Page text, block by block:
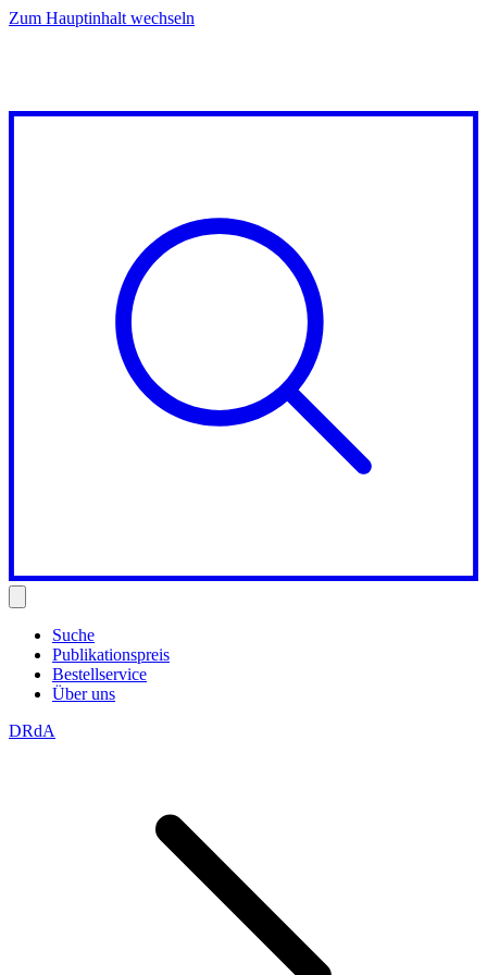
Zum Hauptinhalt wechseln
Suche
Publikationspreis
Bestellservice
Über uns
DRdA